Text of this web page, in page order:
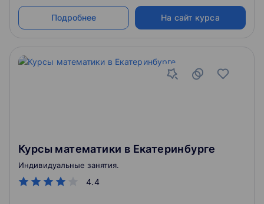
Подробнее На сайт курса
Курсы математики в Екатеринбурге
4.4
Индивидуальные занятия.